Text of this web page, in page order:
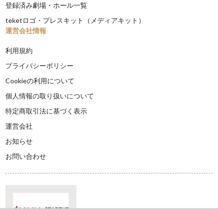
登録済み劇場・ホール一覧
teketロゴ・プレスキット（メディアキット）
運営会社情報
利用規約
プライバシーポリシー
Cookieの利用について
個人情報の取り扱いについて
特定商取引法に基づく表示
運営会社
お知らせ
お問い合わせ